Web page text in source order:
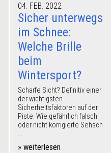
04. FEB. 2022
Sicher unterwegs
im Schnee:
Welche Brille
beim
Wintersport?
Scharfe Sicht? Definitiv einer
der wichtigsten
Sicherheitsfaktoren auf der
Piste. Wie gefährlich falsch
oder nicht korrigierte Sehsch
...
» weiterlesen